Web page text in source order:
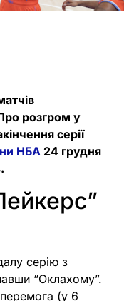
розгром у
серії
НБА 24 грудня
серію з
“Оклахому”.
(у 6